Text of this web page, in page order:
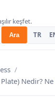
keşfet.
Ara TR
Nedir? Ne